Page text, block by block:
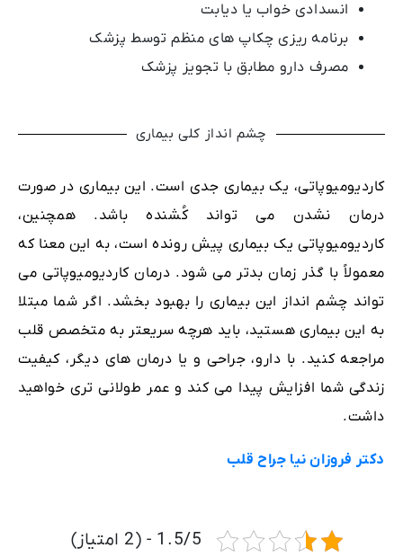
انسدادی خواب یا دیابت
برنامه ریزی چکاپ های منظم توسط پزشک
مصرف دارو مطابق با تجویز پزشک
چشم انداز کلی بیماری
کاردیومیوپاتی، یک بیماری جدی است. این بیماری در صورت
درمان نشدن می تواند کُشنده باشد. همچنین،
کاردیومیوپاتی یک بیماری پیش رونده است، به این معنا که
معمولاً با گذر زمان بدتر می شود. درمان کاردیومیوپاتی می
تواند چشم انداز این بیماری را بهبود بخشد. اگر شما مبتلا
به این بیماری هستید، باید هرچه سریعتر به متخصص قلب
مراجعه کنید. با دارو، جراحی و یا درمان های دیگر، کیفیت
زندگی شما افزایش پیدا می کند و عمر طولانی تری خواهید
داشت.
دکتر فروزان نیا جراح قلب
1.5/5 - (2 امتیاز)